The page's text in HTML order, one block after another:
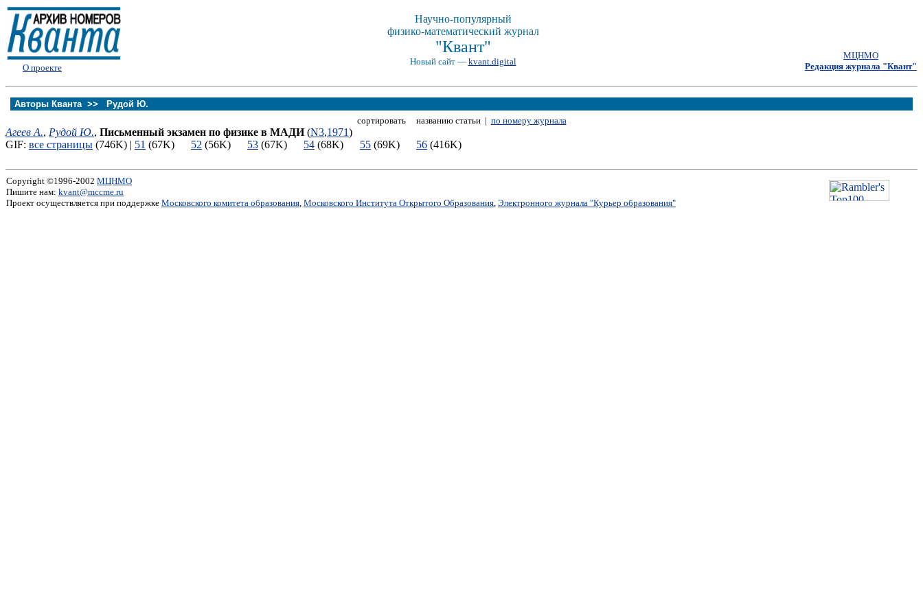
О проекте
Научно-популярный
физико-математический журнал
"Квант"
Новый сайт — kvant.digital
МЦНМО
Редакция журнала "Квант"
Авторы Кванта >>
Рудой Ю.
сортировать названию статьи | по номеру журнала
Агеев А., Рудой Ю., Письменный экзамен по физике в МАДИ(N3,1971)
GIF: все страницы (746K) | 51 (67K) 52 (56K) 53 (67K) 54 (68K) 55 (69K) 56 (416K)
Copyright ©1996-2002 МЦНМО
Пишите нам: kvant@mccme.ru
Проект осуществляется при поддержке Московского комитета образования, Московского Института Открытого Образования, Электронного журнала "Курьер образования"